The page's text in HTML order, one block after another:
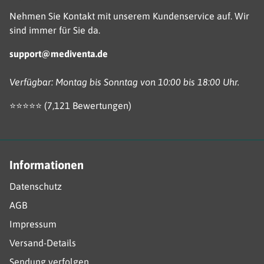
Nehmen Sie Kontakt mit unserem Kundenservice auf. Wir
sind immer für Sie da.
support@mediventa.de
Verfügbar: Montag bis Sonntag von 10:00 bis 18:00 Uhr.
⭐️⭐️⭐️️⭐️⭐️ (7,121 Bewertungen)
Informationen
Datenschutz
AGB
Impressum
Versand-Details
Sendung verfolgen